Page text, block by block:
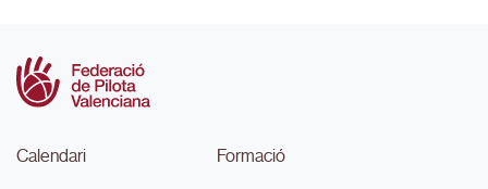
Calendari Formació